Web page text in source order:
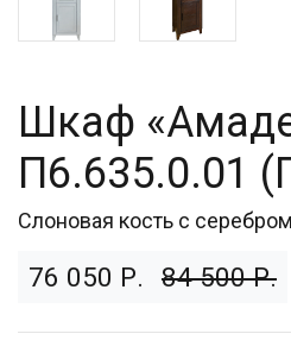
Шкаф
П6.635.0.01
Слоновая кость с серебром
76 050 Р. 84 500 Р.